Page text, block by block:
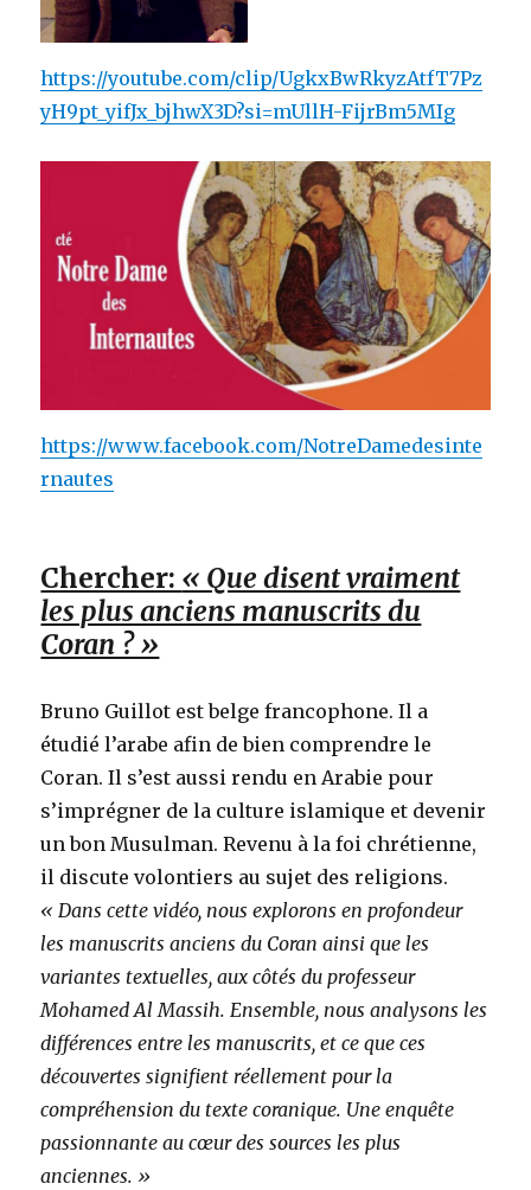
https://youtube.com/clip/UgkxBwRkyzAtfT7Pz
yH9pt_yifJx_bjhwX3D?si=mUllH-FijrBm5MIg
https://www.facebook.com/NotreDamedesinte
rnautes
Chercher: « Que disent vraiment
les plus anciens manuscrits du
Coran ? »
Bruno Guillot est belge francophone. Il a
étudié l’arabe afin de bien comprendre le
Coran. Il s’est aussi rendu en Arabie pour
s’imprégner de la culture islamique et devenir
un bon Musulman. Revenu à la foi chrétienne,
il discute volontiers au sujet des religions.
« Dans cette vidéo, nous explorons en profondeur
les manuscrits anciens du Coran ainsi que les
variantes textuelles, aux côtés du professeur
Mohamed Al Massih. Ensemble, nous analysons les
différences entre les manuscrits, et ce que ces
découvertes signifient réellement pour la
compréhension du texte coranique. Une enquête
passionnante au cœur des sources les plus
anciennes. »